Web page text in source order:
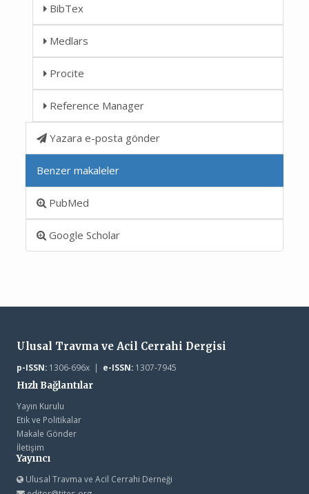
BibTex
Medlars
Procite
Reference Manager
Yazara e-posta gönder
Benzer makaleler
PubMed
Google Scholar
Ulusal Travma ve Acil Cerrahi Dergisi
p-ISSN:1306-696x | e-ISSN:1307-7945
Hızlı Bağlantılar
Yayın Kurulu
Etik ve Politikalar
Makale Gönder
İletişim
Yayıncı
Ulusal Travma ve Acil Cerrahi Derneği